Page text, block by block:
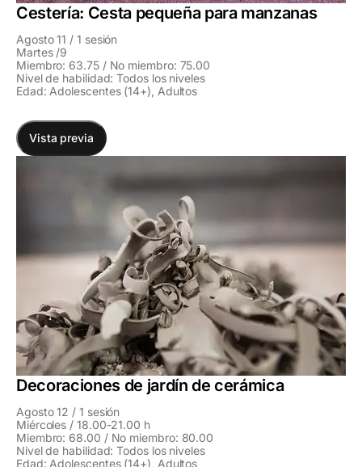
Cestería: Cesta pequeña para manzanas
Agosto 11 / 1 sesión
Martes /9
Miembro: 63.75 / No miembro: 75.00
Nivel de habilidad: Todos los niveles
Edad: Adolescentes (14+), Adultos
Vista previa
Decoraciones de jardín de cerámica
Agosto 12 / 1 sesión
Miércoles / 18.00-21.00 h
Miembro: 68.00 / No miembro: 80.00
Nivel de habilidad: Todos los niveles
Edad: Adolescentes (14+), Adultos